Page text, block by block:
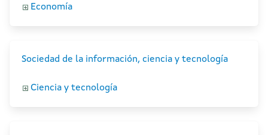
Economía
Sociedad de la información, ciencia y tecnología
Ciencia y tecnología